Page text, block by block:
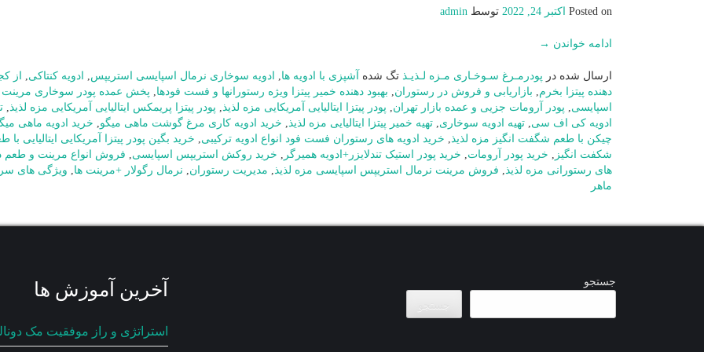
Posted on اکتبر 24, 2022 توسط admin
ادامه خواندن →
ارسال شده در پودرمـرغ سـوخـاری مـزه لـذیـذ تگ شده آشپزی با ادویه ها, ادویه سوخاری نرمال اسپایسی استریپس, ادویه کنتاکی,
از
دهنده پیتزا بخرم, بازاریابی و فروش در رستوران, بهبود دهنده خمیر پیتزا ویژه رستورانها و فست فودها, پخش عمده پودر سوخاری مرینت
اسپایسی, پودر آرومات جزیی و عمده بازار تهران, پودر پیتزا ایتالیایی آمریکایی مزه لذیذ, پودر پیتزا پریمکس ایتالیایی آمریکایی مزه لذیذ,
ادویه کی اف سی, تهیه ادویه سوخاری, تهیه خمیر پیتزا ایتالیایی مزه لذیذ, خرید ادویه کاری مرغ گوشت ماهی میگو, خرید ادویه ماهی
چیکن با طعم شگفت انگیز مزه لذیذ, خرید ادویه های رستوران فست فود انواع ادویه ترکیبی, خرید بگین پودر پیتزا آمریکایی ایتالیایی با
شکفت انگیز , خرید پودر آرومات, خرید پودر استیک تندلایزر+ادویه همیرگر , خرید روکش استریپس اسپایسی, فروش انواع مرینت و طعم
های رستورانی مزه لذیذ, فروش مرینت نرمال استریپس اسپایسی مزه لذیذ, مدیریت رستوران, نرمال رگولار +مرینت ها, ویژگی های
ماهر
جستجو
جستجو
آخرین آموزش ها
استراتژی و راز موفقیت مک